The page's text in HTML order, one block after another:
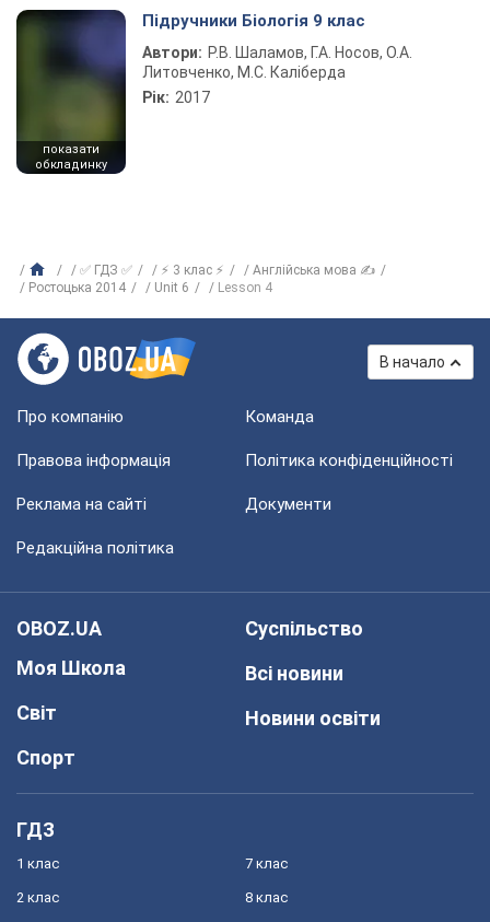
показати
обкладинку
Підручники Біологія 9 клас
Автори: Р.В. Шаламов, Г.А. Носов, О.А.
Литовченко, М.С. Каліберда
Рік: 2017
✅ ГДЗ ✅ ⚡ 3 клас ⚡
Англійська мова ✍
Ростоцька 2014
Unit 6 Lesson 4
В начало
Про компанію Команда
Правова інформація Політика конфіденційності
Реклама на сайті Документи
Редакційна політика
OBOZ.UA
Моя Школа
Світ
Спорт
Суспільство
Всі новини
Новини освіти
ГДЗ
1 клас
2 клас
7 клас
8 клас